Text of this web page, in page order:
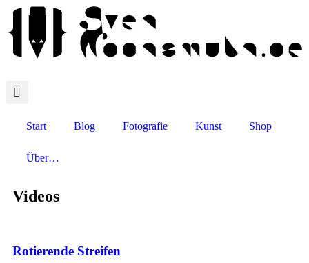
Start Blog Fotografie Kunst Shop
Über…
Videos
Rotierende Streifen